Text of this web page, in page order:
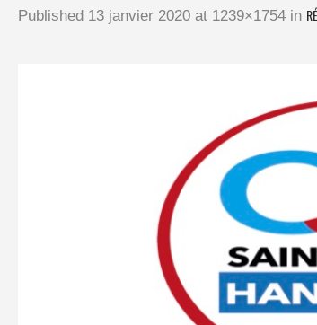
Published 13 janvier 2020 at 1239×1754 in